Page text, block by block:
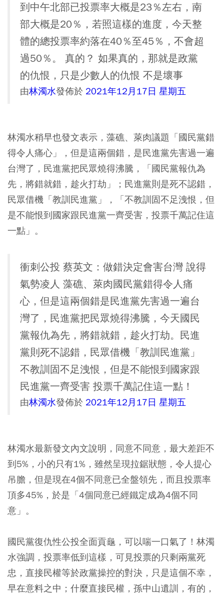
到中午北部已投票率大概是23％左右，南
部大概是20％，若照這樣的進度，今天整
體的總投票率約落在40％至45％，不會超
過50％。 真的？ 如果真的，那就是政黨
的仇恨，只是少數人的仇恨 不是壞事
由林濁水發佈於 2021年12月17日 星期五
林濁水稍早也發文表示，藻礁、萊肉議題「國民黨錯
得令人痛心」，但是這兩個錯，是民進黨先害過一遍
台灣了，民進黨把民眾燒得沸騰，「國民黨報仇為
先，將錯就錯，趁火打劫」；民進黨則是死不認錯，
民眾借機「教訓民進黨」，「不教訓固不足洩恨，但
是不能恨到國家跟民進黨一齊受害，投票千萬記住這
一點」。
衝刺公投 蔡英文：做錯決定會害台灣 說得
氣勢凌人 藻礁、萊肉國民黨錯得令人痛
心，但是這兩個錯是民進黨先害過一遍台
灣了，民進黨把民眾燒得沸騰，今天國民
黨報仇為先，將錯就錯，趁火打劫。民進
黨則死不認錯，民眾借機「教訓民進黨」
不教訓固不足洩恨，但是不能恨到國家跟
民進黨一齊受害 投票千萬記住這一點！
由林濁水發佈於 2021年12月17日 星期五
林濁水最新發文內文說明，同意不同意，最大差距不
到5%，小的只有1%，雖然呈現拉鋸狀態，令人提心
吊膽，但是現在4個不同意已全盤領先，而且投票率
頂多45%，於是「4個同意已經鐵定成為4個不同
意」。
國民黨復仇性公投全面貢龜，可以喘一口氣了！林濁
水強調，投票率低到這樣，可見投票的只剩兩黨死
忠，直接民權等於政黨操控的對決，只是這個不幸，
早在意料之中；什麼直接民權，孫中山遺訓，有的，